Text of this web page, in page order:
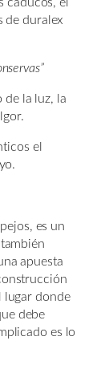
de duralex
de la luz, la
el
es un
apuesta
lugar donde
debe
es lo